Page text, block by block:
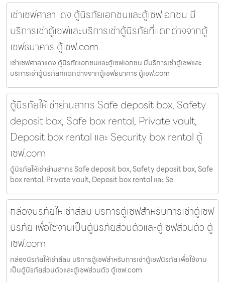
เช่าเซฟศาลาแดง ตู้นิรภัยเอกชนและตู้เซฟเอกชน มี
บริการเช่าตู้เซฟและบริการเช่าตู้นิรภัยที่แตกต่างจากตู้
เซฟธนาคาร ตู้เซฟ.com
เช่าเซฟศาลาแดง ตู้นิรภัยเอกชนและตู้เซฟเอกชน มีบริการเช่าตู้เซฟและ
บริการเช่าตู้นิรภัยที่แตกต่างจากตู้เซฟธนาคาร ตู้เซฟ.com
ตู้นิรภัยให้เช่าย่านสาทร Safe deposit box, Safety
deposit box, Safe box rental, Private vault,
Deposit box rental และ Security box rental ตู้
เซฟ.com
ตู้นิรภัยให้เช่าย่านสาทร Safe deposit box, Safety deposit box, Safe
box rental, Private vault, Deposit box rental และ Se
กล่องนิรภัยให้เช่าสีลม บริการตู้เซฟสำหรับการเช่าตู้เซฟ
นิรภัย เพื่อใช้งานเป็นตู้นิรภัยส่วนตัวและตู้เซฟส่วนตัว ตู้
เซฟ.com
กล่องนิรภัยให้เช่าสีลม บริการตู้เซฟสำหรับการเช่าตู้เซฟนิรภัย เพื่อใช้งาน
เป็นตู้นิรภัยส่วนตัวและตู้เซฟส่วนตัว ตู้เซฟ.com